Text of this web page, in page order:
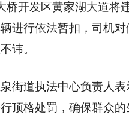
桥开发区黄家湖大道将
进行依法暂扣，司机
讳。
街道执法中心负责人
顶格处罚，确保群众的